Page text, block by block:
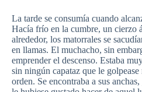
La tarde se consumía cuando
Hacía frío en la cumbre, un cierzo
alrededor, los matorrales se
en llamas. El muchacho, sin
emprender el descenso. Estaba
sin ningún capataz que le golpease
orden. Se encontraba a sus